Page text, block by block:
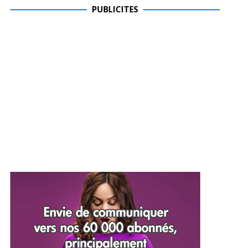
PUBLICITES